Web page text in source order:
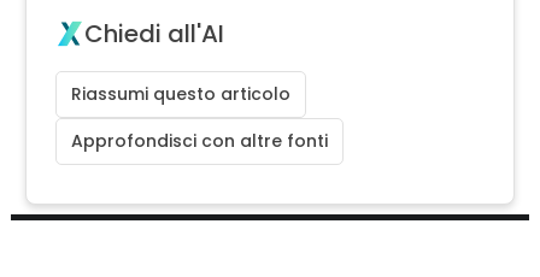
Chiedi all'AI
Riassumi questo articolo
Approfondisci con altre fonti